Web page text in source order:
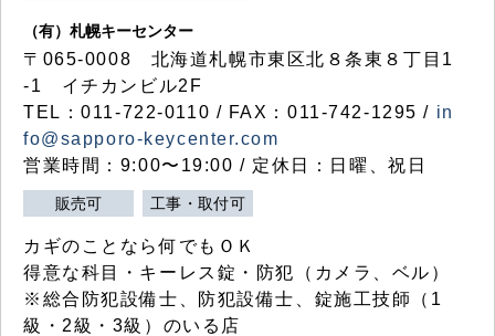
（有）札幌キーセンター
〒065-0008 北海道札幌市東区北８条東８丁目1
-1 イチカンビル2F
TEL：011-722-0110 / FAX：011-742-1295 / in
fo@sapporo-keycenter.com
営業時間：9:00〜19:00 / 定休日：日曜、祝日
販売可 工事・取付可
カギのことなら何でもＯＫ
得意な科目・キーレス錠・防犯（カメラ、ベル）
※総合防犯設備士、防犯設備士、錠施工技師（1
級・2級・3級）のいる店